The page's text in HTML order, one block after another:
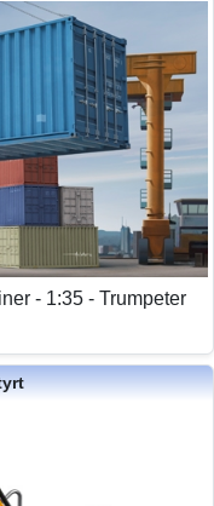
- 1:35 - Trumpeter